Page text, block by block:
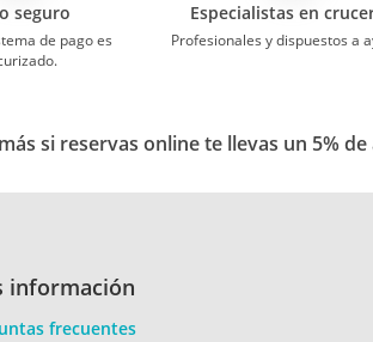
seguro
de pago es
Especialistas en
Profesionales y dispuestos a
si reservas online te llevas un 5%
información
frecuentes